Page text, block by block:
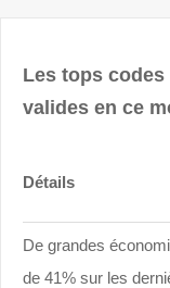
Les tops
valides en ce
Détails
De grandes
de 41% sur les